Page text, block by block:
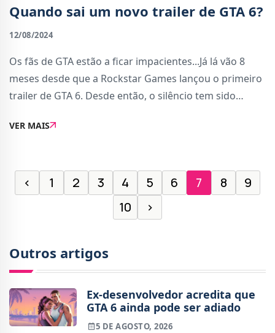
Quando sai um novo trailer de GTA 6?
12/08/2024
Os fãs de GTA estão a ficar impacientes...Já lá vão 8
meses desde que a Rockstar Games lançou o primeiro
trailer de GTA 6. Desde então, o silêncio tem sido
apetite voraz por novidades
VER MAIS
‹ 1 2 3 4 5 6 7 8
9
10
›
Outros artigos
Ex-desenvolvedor acredita que
GTA 6 ainda pode ser adiado
5 DE AGOSTO, 2026